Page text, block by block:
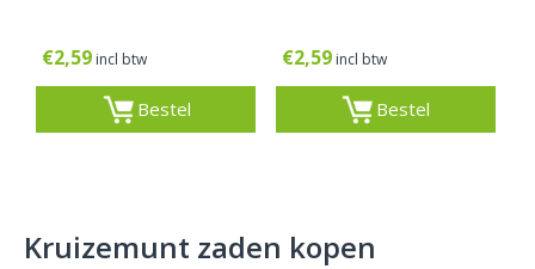
€2,59 incl btw
Bestel
€2,59 incl btw
Bestel
Kruizemunt zaden kopen